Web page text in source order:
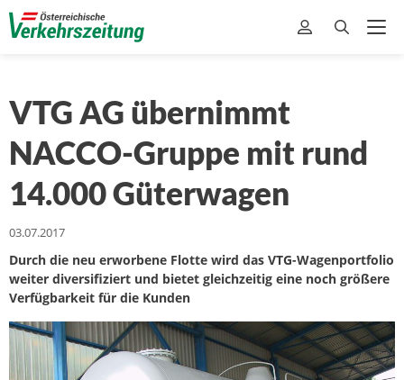
VTG AG übernimmt
NACCO-Gruppe mit rund
14.000 Güterwagen
03.07.2017
Durch die neu erworbene Flotte wird das VTG-Wagenportfolio
weiter diversifiziert und bietet gleichzeitig eine noch größere
Verfügbarkeit für die Kunden